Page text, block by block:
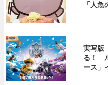
「人
実写版
る！
ース」